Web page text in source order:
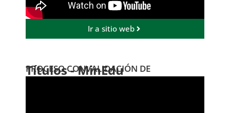
Ir a sitio web
PROCESO CONVALIDACIÓN DE
Títulos - MinEdu